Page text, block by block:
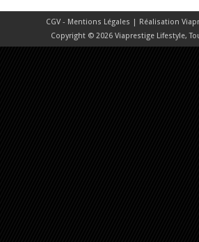
CGV - Mentions Légales | Réalisation
Copyright © 2026 Viaprestige Lifestyle,